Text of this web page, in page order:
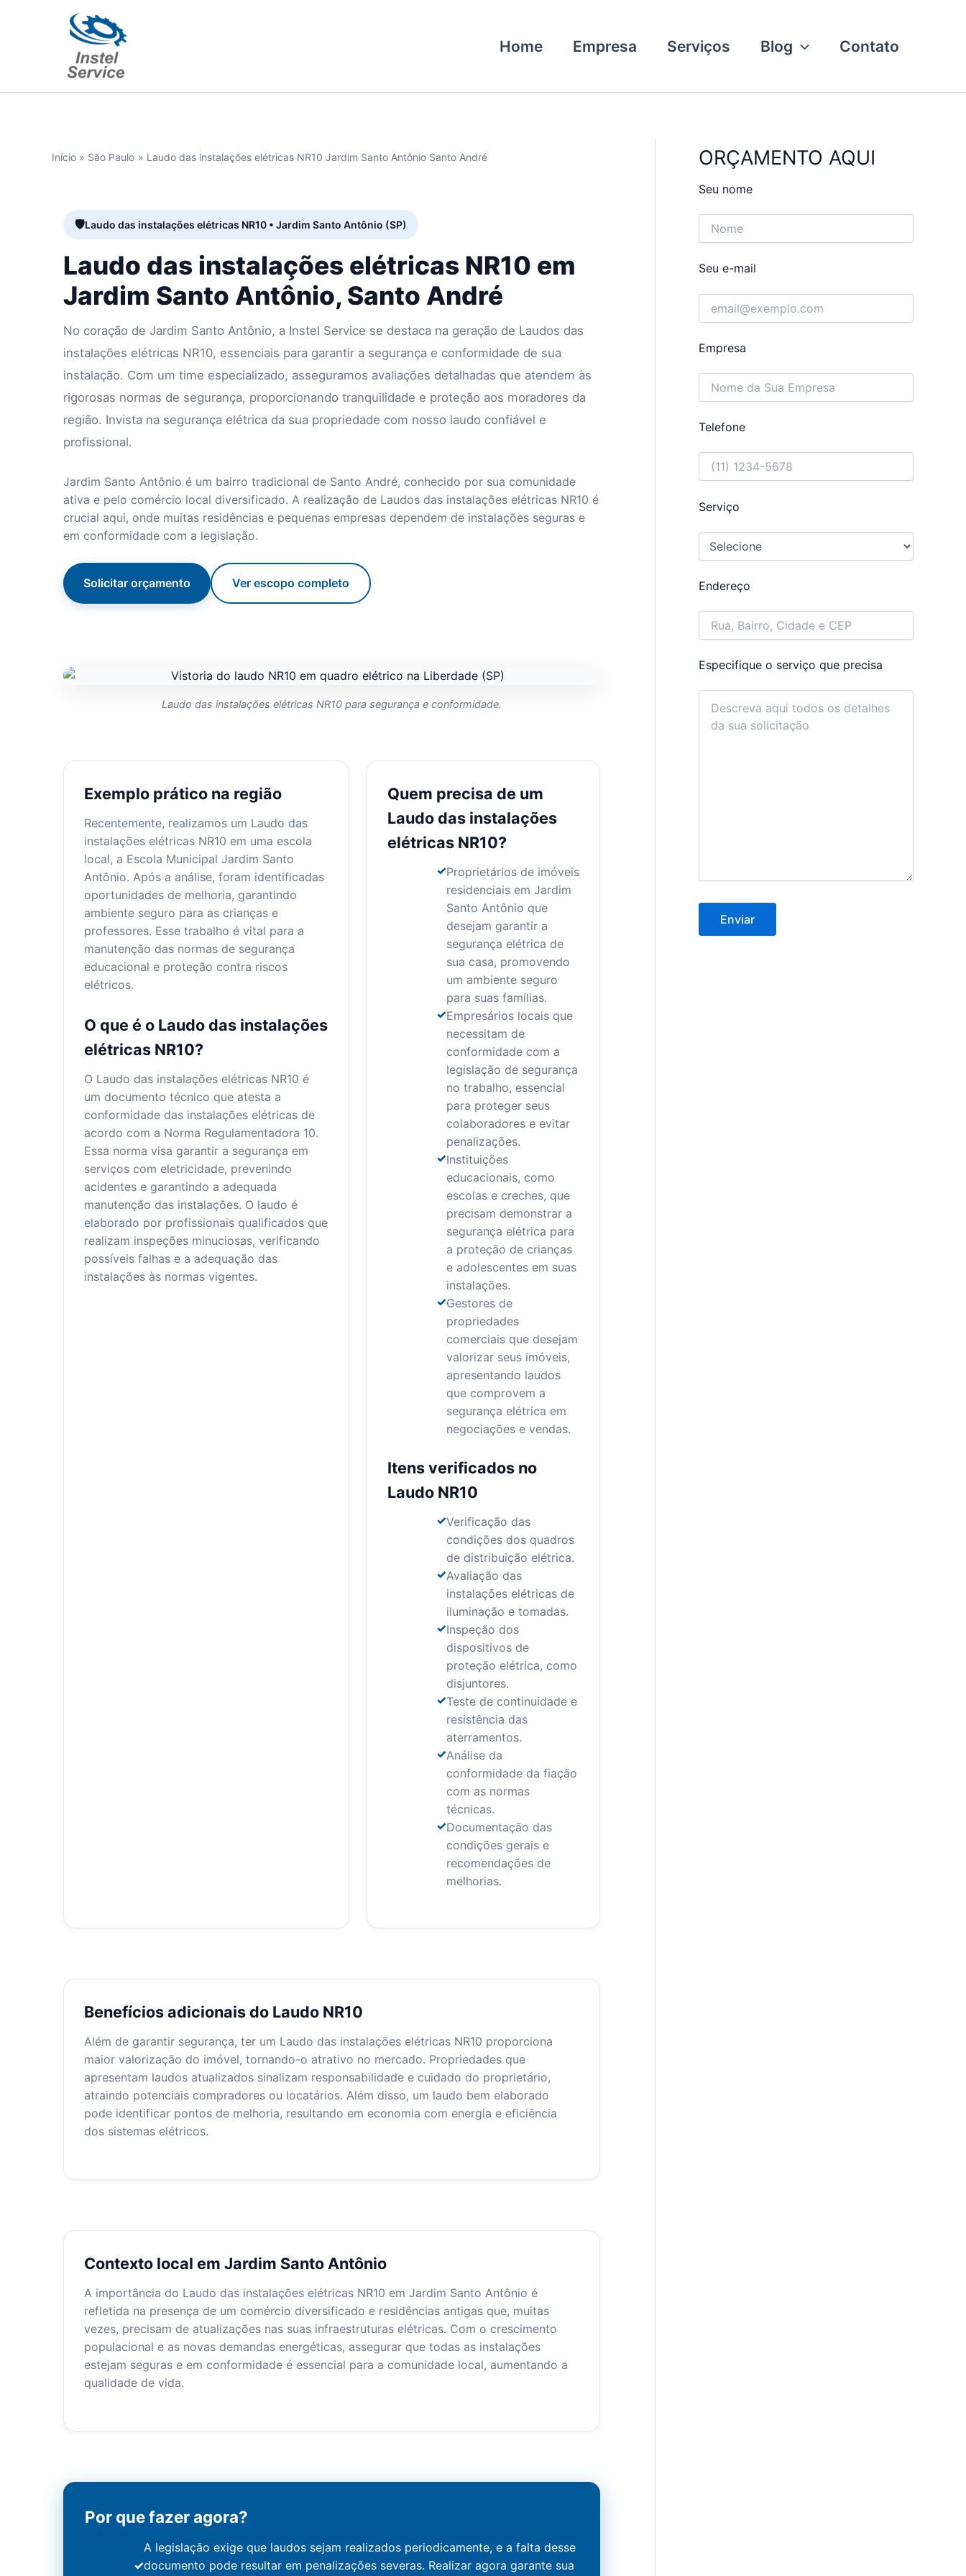
Home Empresa Serviços Blog Contato
Início São Paulo Laudo das instalações elétricas NR10 Jardim Santo Antônio Santo André
Laudo das instalações elétricas NR10 • Jardim Santo Antônio (SP)
Laudo das instalações elétricas NR10 em
Jardim Santo Antônio, Santo André
No coração de Jardim Santo Antônio, a Instel Service se destaca na geração de Laudos das
instalações elétricas NR10, essenciais para garantir a segurança e conformidade de sua
instalação. Com um time especializado, asseguramos avaliações detalhadas que atendem às
rigorosas normas de segurança, proporcionando tranquilidade e proteção aos moradores da
região. Invista na segurança elétrica da sua propriedade com nosso laudo confiável e
profissional.
Jardim Santo Antônio é um bairro tradicional de Santo André, conhecido por sua comunidade
ativa e pelo comércio local diversificado. A realização de Laudos das instalações elétricas NR10 é
crucial aqui, onde muitas residências e pequenas empresas dependem de instalações seguras e
em conformidade com a legislação.
Solicitar orçamento Ver escopo completo
Laudo das instalações elétricas NR10 para segurança e conformidade.
Exemplo prático na região
Recentemente, realizamos um Laudo das
instalações elétricas NR10 em uma escola
local, a Escola Municipal Jardim Santo
Antônio. Após a análise, foram identificadas
oportunidades de melhoria, garantindo
ambiente seguro para as crianças e
professores. Esse trabalho é vital para a
manutenção das normas de segurança
educacional e proteção contra riscos
elétricos.
O que é o Laudo das instalações
elétricas NR10?
O Laudo das instalações elétricas NR10 é
um documento técnico que atesta a
conformidade das instalações elétricas de
acordo com a Norma Regulamentadora 10.
Essa norma visa garantir a segurança em
serviços com eletricidade, prevenindo
acidentes e garantindo a adequada
manutenção das instalações. O laudo é
elaborado por profissionais qualificados que
realizam inspeções minuciosas, verificando
possíveis falhas e a adequação das
instalações às normas vigentes.
Quem precisa de um
Laudo das instalações
elétricas NR10?
Proprietários de imóveis
residenciais em Jardim
Santo Antônio que
desejam garantir a
segurança elétrica de
sua casa, promovendo
um ambiente seguro
para suas famílias.
Empresários locais que
necessitam de
conformidade com a
legislação de segurança
no trabalho, essencial
para proteger seus
colaboradores e evitar
penalizações.
Instituições
educacionais, como
escolas e creches, que
precisam demonstrar a
segurança elétrica para
a proteção de crianças
e adolescentes em suas
instalações.
Gestores de
propriedades
comerciais que desejam
valorizar seus imóveis,
apresentando laudos
que comprovem a
segurança elétrica em
negociações e vendas.
Itens verificados no
Laudo NR10
Verificação das
condições dos quadros
de distribuição elétrica.
Avaliação das
instalações elétricas de
iluminação e tomadas.
Inspeção dos
dispositivos de
proteção elétrica, como
disjuntores.
Teste de continuidade e
resistência das
aterramentos.
Análise da
conformidade da fiação
com as normas
técnicas.
Documentação das
condições gerais e
recomendações de
melhorias.
Benefícios adicionais do Laudo NR10
Além de garantir segurança, ter um Laudo das instalações elétricas NR10 proporciona
maior valorização do imóvel, tornando-o atrativo no mercado. Propriedades que
apresentam laudos atualizados sinalizam responsabilidade e cuidado do proprietário,
atraindo potenciais compradores ou locatários. Além disso, um laudo bem elaborado
pode identificar pontos de melhoria, resultando em economia com energia e eficiência
dos sistemas elétricos.
Contexto local em Jardim Santo Antônio
A importância do Laudo das instalações elétricas NR10 em Jardim Santo Antônio é
refletida na presença de um comércio diversificado e residências antigas que, muitas
vezes, precisam de atualizações nas suas infraestruturas elétricas. Com o crescimento
populacional e as novas demandas energéticas, assegurar que todas as instalações
estejam seguras e em conformidade é essencial para a comunidade local, aumentando a
qualidade de vida.
Por que fazer agora?
A legislação exige que laudos sejam realizados periodicamente, e a falta desse
documento pode resultar em penalizações severas. Realizar agora garante sua
ORÇAMENTO AQUI
Seu nome
Seu e-mail
Empresa
Telefone
Serviço
Endereço
Especifique o serviço que precisa